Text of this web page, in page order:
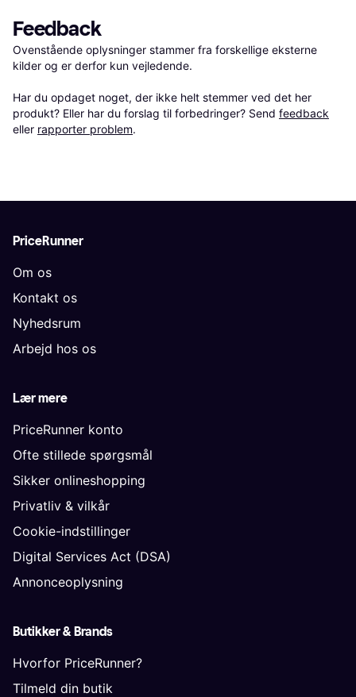
Feedback
Ovenstående oplysninger stammer fra forskellige eksterne
kilder og er derfor kun vejledende.
Har du opdaget noget, der ikke helt stemmer ved det her
produkt? Eller har du forslag til forbedringer? Send feedback
eller rapporter problem.
PriceRunner
Om os
Kontakt os
Nyhedsrum
Arbejd hos os
Lær mere
PriceRunner konto
Ofte stillede spørgsmål
Sikker onlineshopping
Privatliv & vilkår
Cookie-indstillinger
Digital Services Act (DSA)
Annonceoplysning
Butikker & Brands
Hvorfor PriceRunner?
Tilmeld din butik